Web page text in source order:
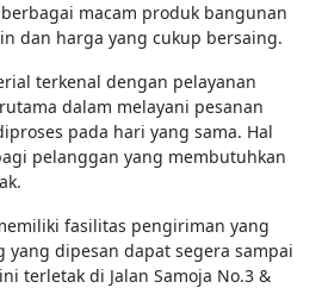
macam produk bangunan
dan harga yang cukup bersaing.
terkenal dengan pelayanan
dalam melayani pesanan
pada hari yang sama. Hal
pelanggan yang membutuhkan
fasilitas pengiriman yang
yang dipesan dapat segera sampai
terletak di Jalan Samoja No.3 &